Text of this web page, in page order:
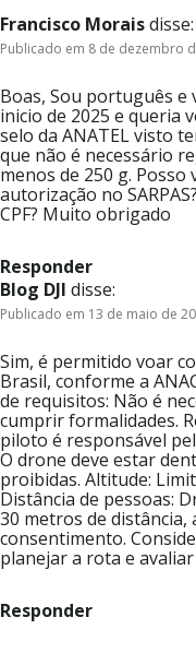
Francisco Moraisdisse:
Publicado em 8 de dezembro
Boas, Sou português e
inicio de 2025 e queria
selo da ANATEL visto
que não é necessário
menos de 250 g.
autorização no
CPF? Muito obrigado
Responder
Blog DJI disse:
Publicado em 13 de maio de
Sim, é permitido voar
Brasil, conforme a
de requisitos: Não é
cumprir formalidades.
piloto é responsável
O drone deve estar
proibidas. Altitude:
Distância de pessoas:
30 metros de
consentimento.
planejar a rota e
Responder